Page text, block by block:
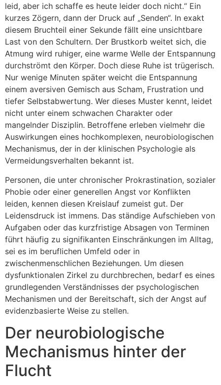
leid, aber ich schaffe es heute leider doch nicht.“ Ein
kurzes Zögern, dann der Druck auf „Senden“. In exakt
diesem Bruchteil einer Sekunde fällt eine unsichtbare
Last von den Schultern. Der Brustkorb weitet sich, die
Atmung wird ruhiger, eine warme Welle der Entspannung
durchströmt den Körper. Doch diese Ruhe ist trügerisch.
Nur wenige Minuten später weicht die Entspannung
einem aversiven Gemisch aus Scham, Frustration und
tiefer Selbstabwertung. Wer dieses Muster kennt, leidet
nicht unter einem schwachen Charakter oder
mangelnder Disziplin. Betroffene erleben vielmehr die
Auswirkungen eines hochkomplexen, neurobiologischen
Mechanismus, der in der klinischen Psychologie als
Vermeidungsverhalten bekannt ist.
Personen, die unter chronischer Prokrastination, sozialer
Phobie oder einer generellen Angst vor Konflikten
leiden, kennen diesen Kreislauf zumeist gut. Der
Leidensdruck ist immens. Das ständige Aufschieben von
Aufgaben oder das kurzfristige Absagen von Terminen
führt häufig zu signifikanten Einschränkungen im Alltag,
sei es im beruflichen Umfeld oder in
zwischenmenschlichen Beziehungen. Um diesen
dysfunktionalen Zirkel zu durchbrechen, bedarf es eines
grundlegenden Verständnisses der psychologischen
Mechanismen und der Bereitschaft, sich der Angst auf
evidenzbasierte Weise zu stellen.
Der neurobiologische
Mechanismus hinter der
Flucht